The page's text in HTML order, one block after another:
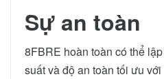
Sự an toàn
8FBRE hoàn toàn có thể
suất và độ an toàn tối ưu